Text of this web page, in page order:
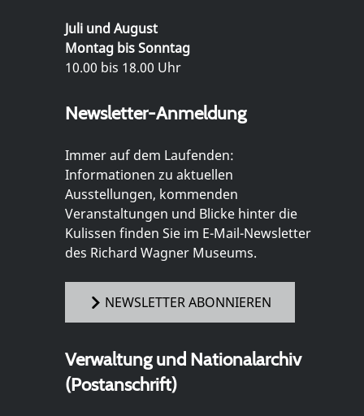
Juli und August
Montag bis Sonntag
10.00 bis 18.00 Uhr
Newsletter-Anmeldung
Immer auf dem Laufenden:
Informationen zu aktuellen
Ausstellungen, kommenden
Veranstaltungen und Blicke hinter die
Kulissen finden Sie im E-Mail-Newsletter
des Richard Wagner Museums.
NEWSLETTER ABONNIEREN
Verwaltung und Nationalarchiv
(Postanschrift)